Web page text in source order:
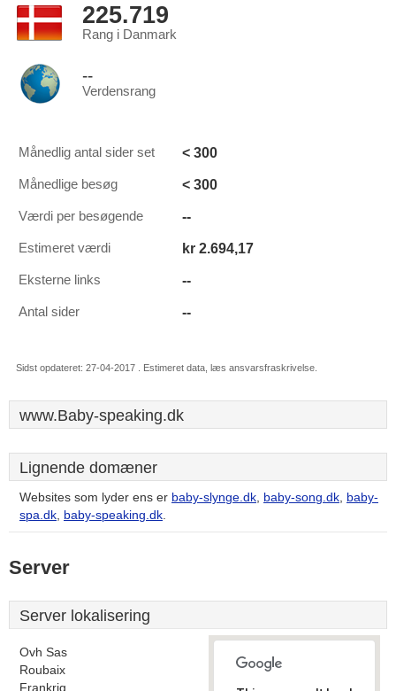
225.719
Rang i Danmark
--
Verdensrang
Månedlig antal sider set < 300
Månedlige besøg < 300
Værdi per besøgende --
Estimeret værdi kr 2.694,17
Eksterne links --
Antal sider --
Sidst opdateret: 27-04-2017 . Estimeret data, læs ansvarsfraskrivelse.
www.Baby-speaking.dk
Lignende domæner
Websites som lyder ens er baby-slynge.dk, baby-song.dk, baby-
spa.dk, baby-speaking.dk.
Server
Server lokalisering
Ovh Sas
Roubaix
Frankrig